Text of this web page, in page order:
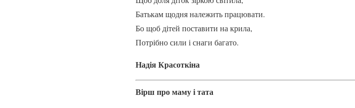
Батькам щодня належить працювати.
Бо щоб дітей поставити на крила,
Потрібно сили і снаги багато.
Надія Красоткіна
Вірш про маму і тата